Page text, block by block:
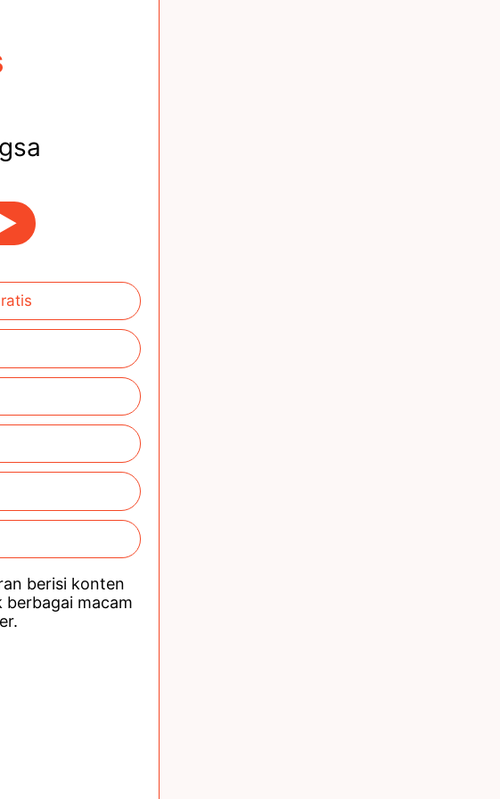
berisi konten
berbagai macam